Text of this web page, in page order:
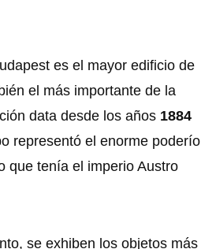
es el mayor edificio de
el más importante de la
data desde los años 1884
representó el enorme poderío
que tenía el imperio Austro
se exhiben los objetos más